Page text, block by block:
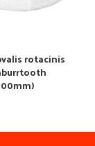
rotacinis